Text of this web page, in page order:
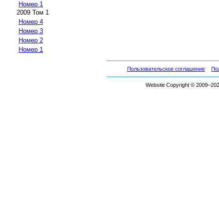
Номер 1
2009 Том 1
Номер 4
Номер 3
Номер 2
Номер 1
Пользовательское соглашение
Website Copyright ©